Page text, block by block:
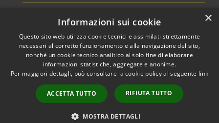
RSS
Accessibilità
Cookie
Mappa del sito
Piano di miglioramento
Copyright © 2026 • Comune di
Santarcangelo di Romagna •
Powered byMunicipium
Accesso redazione
×
Informazioni sui cookie
Questo sito web utilizza cookie tecnici e assimilati strettamente
necessari al corretto funzionamento e alla navigazione del sito,
nonché un cookie tecnico analitico al solo fine di elaborare
informazioni statistiche, aggregate e anonime.
Per maggiori dettagli, può consultare la cookie policy al seguente link
ACCETTA TUTTO RIFIUTA TUTTO
MOSTRA DETTAGLI